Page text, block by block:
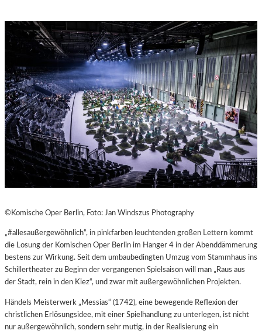
©Komische Oper Berlin, Foto: Jan Windszus Photography
„#allesaußergewöhnlich“, in pinkfarben leuchtenden großen Lettern kommt
die Losung der Komischen Oper Berlin im Hanger 4 in der Abenddämmerung
bestens zur Wirkung. Seit dem umbaubedingten Umzug vom Stammhaus ins
Schillertheater zu Beginn der vergangenen Spielsaison will man „Raus aus
der Stadt, rein in den Kiez“, und zwar mit außergewöhnlichen Projekten.
Händels Meisterwerk „Messias“ (1742), eine bewegende Reflexion der
christlichen Erlösungsidee, mit einer Spielhandlung zu unterlegen, ist nicht
nur außergewöhnlich, sondern sehr mutig, in der Realisierung ein